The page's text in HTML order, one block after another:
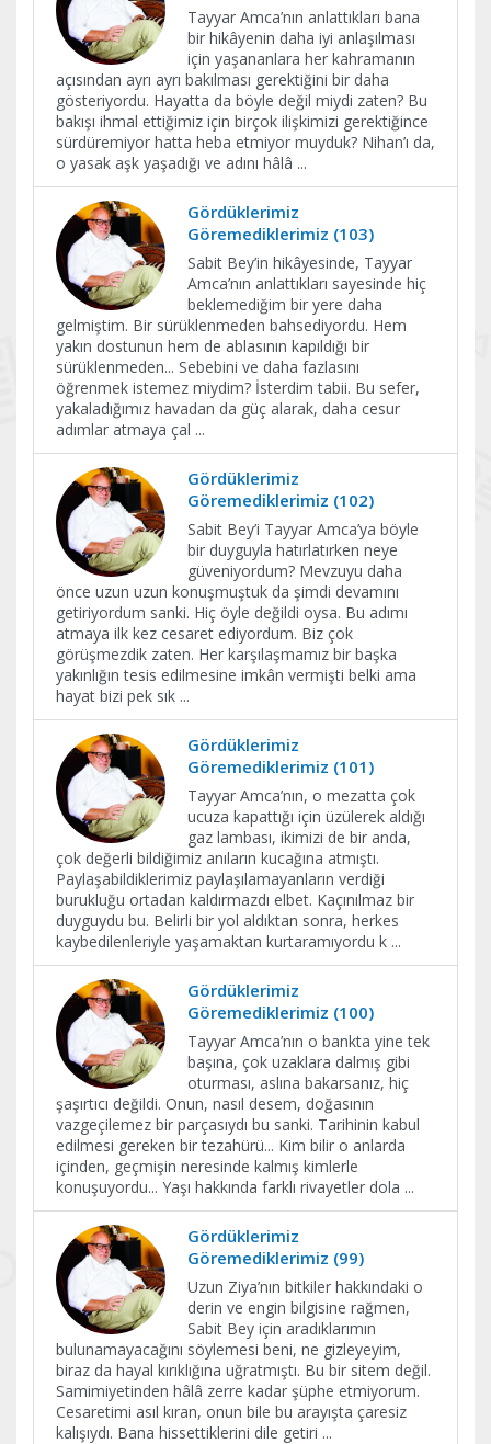
Tayyar Amca’nın anlattıkları bana
bir hikâyenin daha iyi anlaşılması
için yaşananlara her kahramanın
açısından ayrı ayrı bakılması gerektiğini bir daha
gösteriyordu. Hayatta da böyle değil miydi zaten? Bu
bakışı ihmal ettiğimiz için birçok ilişkimizi gerektiğince
sürdüremiyor hatta heba etmiyor muyduk? Nihan’ı da,
o yasak aşk yaşadığı ve adını hâlâ ...
Gördüklerimiz
Göremediklerimiz (103)
Sabit Bey’in hikâyesinde, Tayyar
Amca’nın anlattıkları sayesinde hiç
beklemediğim bir yere daha
gelmiştim. Bir sürüklenmeden bahsediyordu. Hem
yakın dostunun hem de ablasının kapıldığı bir
sürüklenmeden... Sebebini ve daha fazlasını
öğrenmek istemez miydim? İsterdim tabii. Bu sefer,
yakaladığımız havadan da güç alarak, daha cesur
adımlar atmaya çal ...
Gördüklerimiz
Göremediklerimiz (102)
Sabit Bey’i Tayyar Amca’ya böyle
bir duyguyla hatırlatırken neye
güveniyordum? Mevzuyu daha
önce uzun uzun konuşmuştuk da şimdi devamını
getiriyordum sanki. Hiç öyle değildi oysa. Bu adımı
atmaya ilk kez cesaret ediyordum. Biz çok
görüşmezdik zaten. Her karşılaşmamız bir başka
yakınlığın tesis edilmesine imkân vermişti belki ama
hayat bizi pek sık ...
Gördüklerimiz
Göremediklerimiz (101)
Tayyar Amca’nın, o mezatta çok
ucuza kapattığı için üzülerek aldığı
gaz lambası, ikimizi de bir anda,
çok değerli bildiğimiz anıların kucağına atmıştı.
Paylaşabildiklerimiz paylaşılamayanların verdiği
burukluğu ortadan kaldırmazdı elbet. Kaçınılmaz bir
duyguydu bu. Belirli bir yol aldıktan sonra, herkes
kaybedilenleriyle yaşamaktan kurtaramıyordu k ...
Gördüklerimiz
Göremediklerimiz (100)
Tayyar Amca’nın o bankta yine tek
başına, çok uzaklara dalmış gibi
oturması, aslına bakarsanız, hiç
şaşırtıcı değildi. Onun, nasıl desem, doğasının
vazgeçilemez bir parçasıydı bu sanki. Tarihinin kabul
edilmesi gereken bir tezahürü... Kim bilir o anlarda
içinden, geçmişin neresinde kalmış kimlerle
konuşuyordu... Yaşı hakkında farklı rivayetler dola ...
Gördüklerimiz
Göremediklerimiz (99)
Uzun Ziya’nın bitkiler hakkındaki o
derin ve engin bilgisine rağmen,
Sabit Bey için aradıklarımın
bulunamayacağını söylemesi beni, ne gizleyeyim,
biraz da hayal kırıklığına uğratmıştı. Bu bir sitem değil.
Samimiyetinden hâlâ zerre kadar şüphe etmiyorum.
Cesaretimi asıl kıran, onun bile bu arayışta çaresiz
kalışıydı. Bana hissettiklerini dile getiri ...